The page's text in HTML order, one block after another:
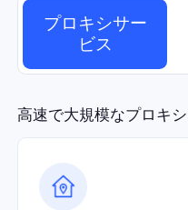
プロキシサー
ビス
高速で大規模なプロキ